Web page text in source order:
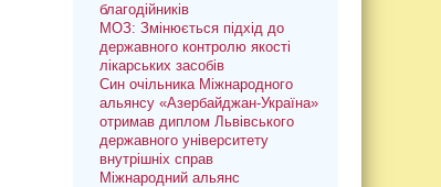
благодійників
МОЗ: Змінюється підхід до
державного контролю якості
лікарських засобів
Син очільника Міжнародного
альянсу «Азербайджан-Україна»
отримав диплом Львівського
державного університету
внутрішніх справ
Міжнародний альянс